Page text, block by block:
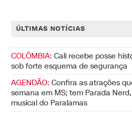
ÚLTIMAS NOTÍCIAS
COLÔMBIA: Cali recebe posse
sob forte esquema de segurança
AGENDÃO: Confira as atrações
semana em MS; tem Parada
musical do Paralamas